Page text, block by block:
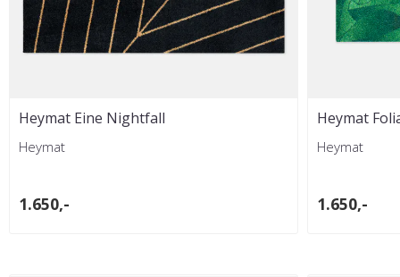
Heymat Eine Nightfall
Heymat
1.650,-
Heymat
Heymat
1.650,-